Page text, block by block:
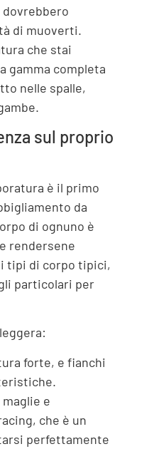
di muoverti.
che stai
gamma completa
nelle spalle,
sul proprio
è il primo
da
di ognuno è
rendersene
tipi di corpo tipici,
particolari per
forte, e fianchi
e
che è un
perfettamente